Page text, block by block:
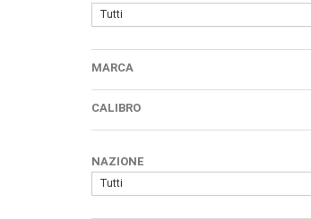
Tutti
MARCA
CALIBRO
NAZIONE
Tutti